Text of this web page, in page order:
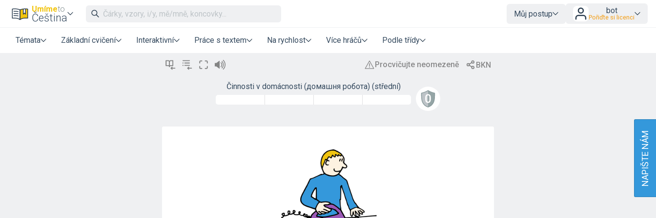
Umímeto
Čeština Můj postup bot
Pořiďte si licenci
Témata Základní cvičení Interaktivní Práce s textem Na rychlost Více hráčů Podle třídy
Činnosti v domácnosti (домашня робота) (střední)
NAPIŠTE NÁM